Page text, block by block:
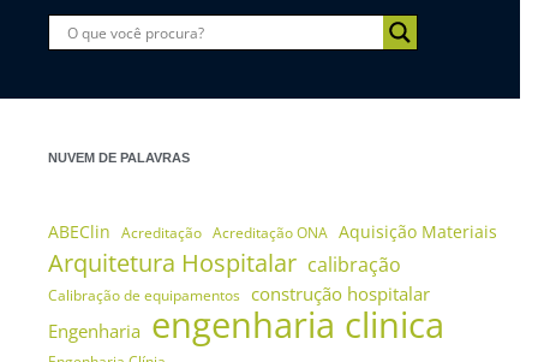
NUVEM DE PALAVRAS
ABEClin Acreditação Acreditação ONA Aquisição Materiais
Arquitetura Hospitalar calibração
Calibração de equipamentos construção hospitalar
Engenharia engenharia clinica